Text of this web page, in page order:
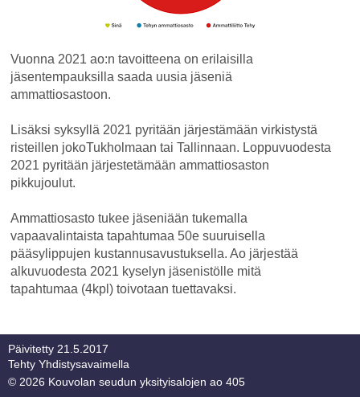
Vuonna 2021 ao:n tavoitteena on erilaisilla
jäsentempauksilla saada uusia jäseniä
ammattiosastoon.
Lisäksi syksyllä 2021 pyritään järjestämään virkistystä
risteillen jokoTukholmaan tai Tallinnaan. Loppuvuodesta
2021 pyritään järjestetämään ammattiosaston
pikkujoulut.
Ammattiosasto tukee jäseniään tukemalla
vapaavalintaista tapahtumaa 50e suuruisella
pääsylippujen kustannusavustuksella. Ao järjestää
alkuvuodesta 2021 kyselyn jäsenistölle mitä
tapahtumaa (4kpl) toivotaan tuettavaksi.
Päivitetty 21.5.2017
Tehty Yhdistysavaimella
© 2026 Kouvolan seudun yksityisalojen ao 405